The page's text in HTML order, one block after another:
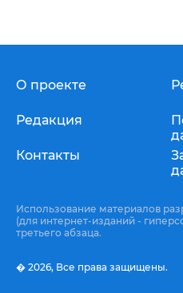
О проекте
Редакция
Контакты
Использование материалов
(для интернет-изданий -
третьего абзаца.
� 2026, Все права защищены.